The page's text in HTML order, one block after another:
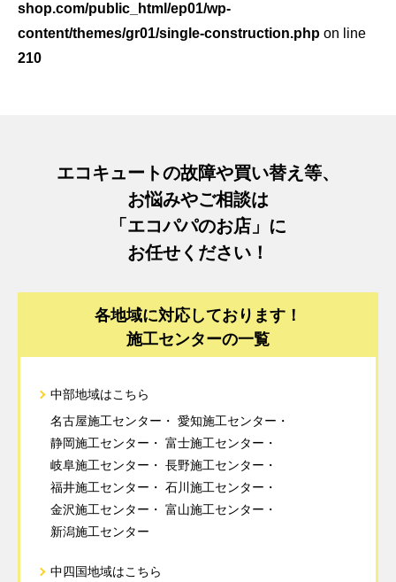
shop.com/public_html/ep01/wp-
content/themes/gr01/single-construction.php on line
210
エコキュートの故障や買い替え等、
お悩みやご相談は
「エコパパのお店」に
お任せください！
各地域に対応しております！
施工センターの一覧
中部地域はこちら
名古屋施工センター
愛知施工センター
静岡施工センター
富士施工センター
岐阜施工センター
長野施工センター
福井施工センター
石川施工センター
金沢施工センター
富山施工センター
新潟施工センター
中四国地域はこちら